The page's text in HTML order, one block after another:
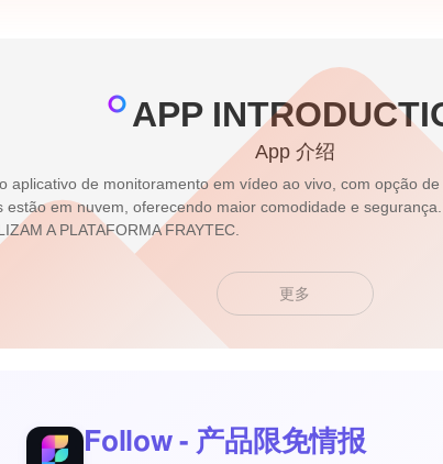
APP
App 介绍
aplicativo de monitoramento em vídeo ao vivo, com opção
estão em nuvem, oferecendo maior comodidade e segurança.
A PLATAFORMA FRAYTEC.
更多
Follow - 产品限免情报